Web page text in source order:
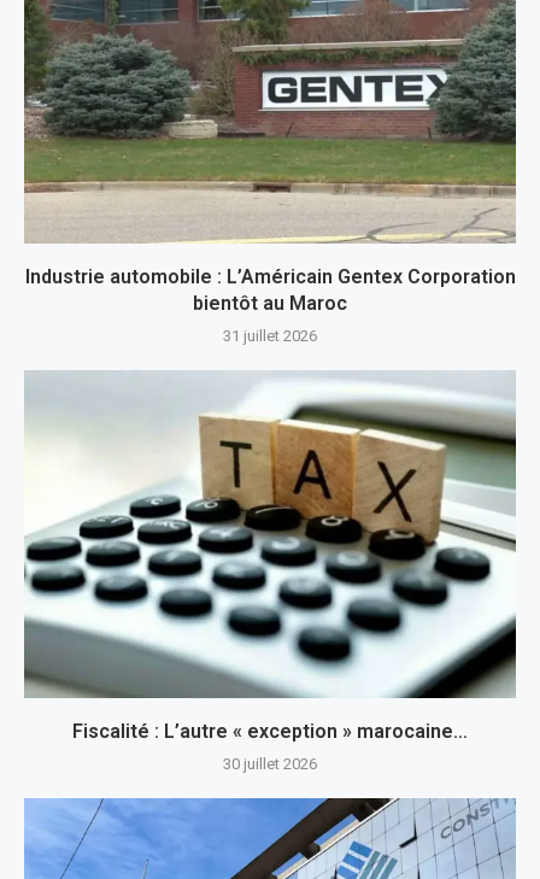
Industrie automobile : L’Américain Gentex Corporation
bientôt au Maroc
31 juillet 2026
Fiscalité : L’autre « exception » marocaine…
30 juillet 2026